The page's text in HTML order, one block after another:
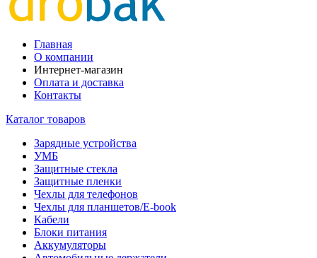
Главная
О компании
Интернет-магазин
Оплата и доставка
Контакты
Каталог товаров
Зарядные устройства
УМБ
Защитные стекла
Защитные пленки
Чехлы для телефонов
Чехлы для планшетов/E-book
Кабели
Блоки питания
Аккумуляторы